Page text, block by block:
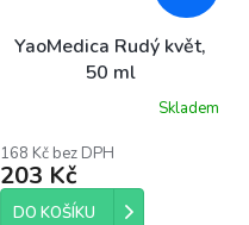
YaoMedica Rudý květ,
50 ml
Skladem
168 Kč bez DPH
203 Kč
DO KOŠÍKU